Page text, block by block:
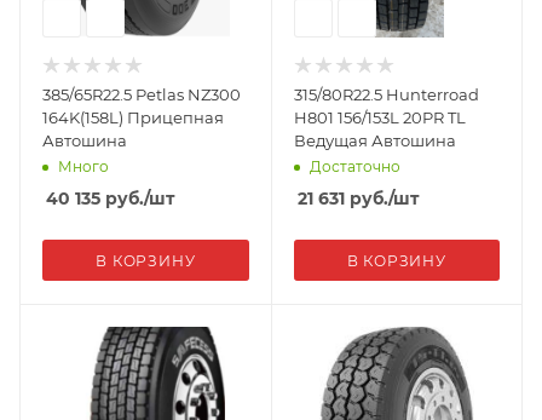
385/65R22.5 Petlas NZ300
164K(158L) Прицепная
Автошина
Много
40 135 руб./шт
В КОРЗИНУ
315/80R22.5 Hunterroad
H801 156/153L 20PR TL
Ведущая Автошина
Достаточно
21 631руб./шт
В КОРЗИНУ